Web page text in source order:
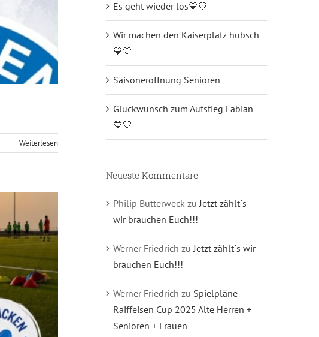
Weiterlesen
Es geht wieder los💙🤍
Wir machen den Kaiserplatz hübsch
💙🤍
Saisoneröffnung Senioren
Glückwunsch zum Aufstieg Fabian
💙🤍
Neueste Kommentare
Philip Butterweck zu Jetzt zählt´s
wir brauchen Euch!!!
Werner Friedrich zu Jetzt zählt´s wir
brauchen Euch!!!
Werner Friedrich zu Spielpläne
Raiffeisen Cup 2025 Alte Herren +
Senioren + Frauen